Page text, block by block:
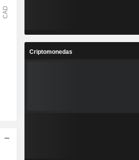
Criptomonedas